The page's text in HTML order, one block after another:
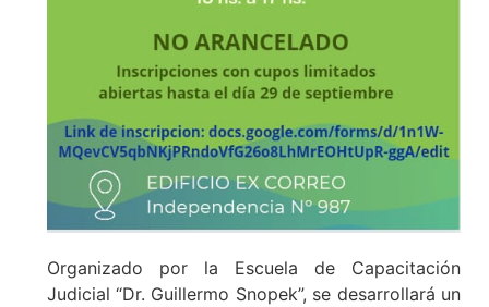
Organizado por la Escuela de Capacitación
Judicial “Dr. Guillermo Snopek”, se desarrollará un